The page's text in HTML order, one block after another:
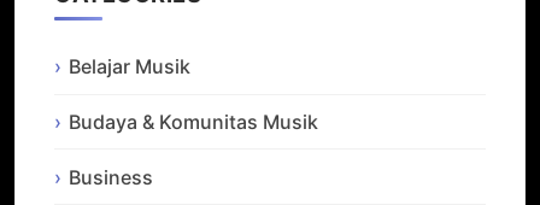
Belajar Musik
Budaya & Komunitas Musik
Business